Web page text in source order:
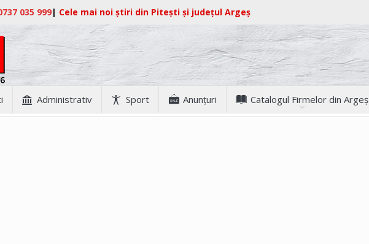
035 999| Cele mai noi știri din Pitești și județul Argeș
Administrativ Sport Anunţuri Catalogul Firmelor din Argeș